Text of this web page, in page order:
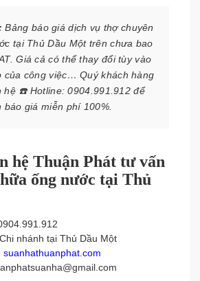
Bảng báo giá dịch vụ thợ chuyên
tại Thủ Dầu Một trên chưa bao
Giá cả có thể thay đổi tùy vào
của công việc… Quý khách hàng
hệ ☎️ Hotline: 0904.991.912 để
giá miễn phí 100%.
hệ Thuận Phát tư vấn
ống nước tại Thủ
nhánh tại Thủ Dầu Một
suanhathuanphat.com